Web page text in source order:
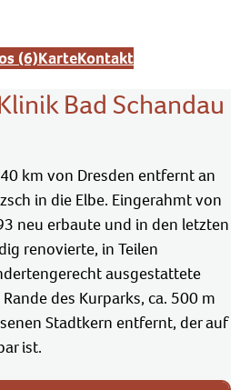
(6)KarteKontakt
Bad Schandau
km von Dresden entfernt an
in die Elbe. Eingerahmt von
neu erbaute und in den letzten
renovierte, in Teilen
ausgestattete
des Kurparks, ca. 500 m
Stadtkern entfernt, der auf
ist.